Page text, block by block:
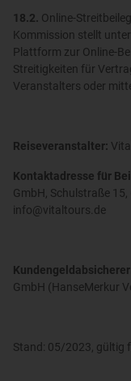
18.2. Online-
Kommission stellt
Plattform zur Online-
Streitigkeiten für
Veranstalters oder
Reiseveranstalter:
Kontaktadresse für
GmbH, Schulstraße
info@vitaltours.de
GmbH (HanseMerkur
Stand: 05/2023, gültig